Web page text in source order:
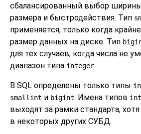
сбалансированный выбор
размера и быстродействия. Тип
применяется, только когда
размер данных на диске. Тип
для тех случаев, когда числа не
диапазон типа integer.
В SQL определены только типы
smallint и bigint. Имена типов
выходят за рамки стандарта,
в некоторых других СУБД.